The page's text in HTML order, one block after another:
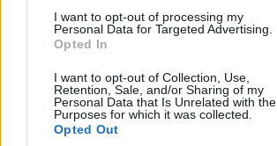
I want to opt-out of processing my
Personal Data for Targeted Advertising.
Opted In
I want to opt-out of Collection, Use,
Retention, Sale, and/or Sharing of my
Personal Data that Is Unrelated with the
Purposes for which it was collected.
Opted Out
Sommerpraten
– Finner roen på hytta
Abonnement